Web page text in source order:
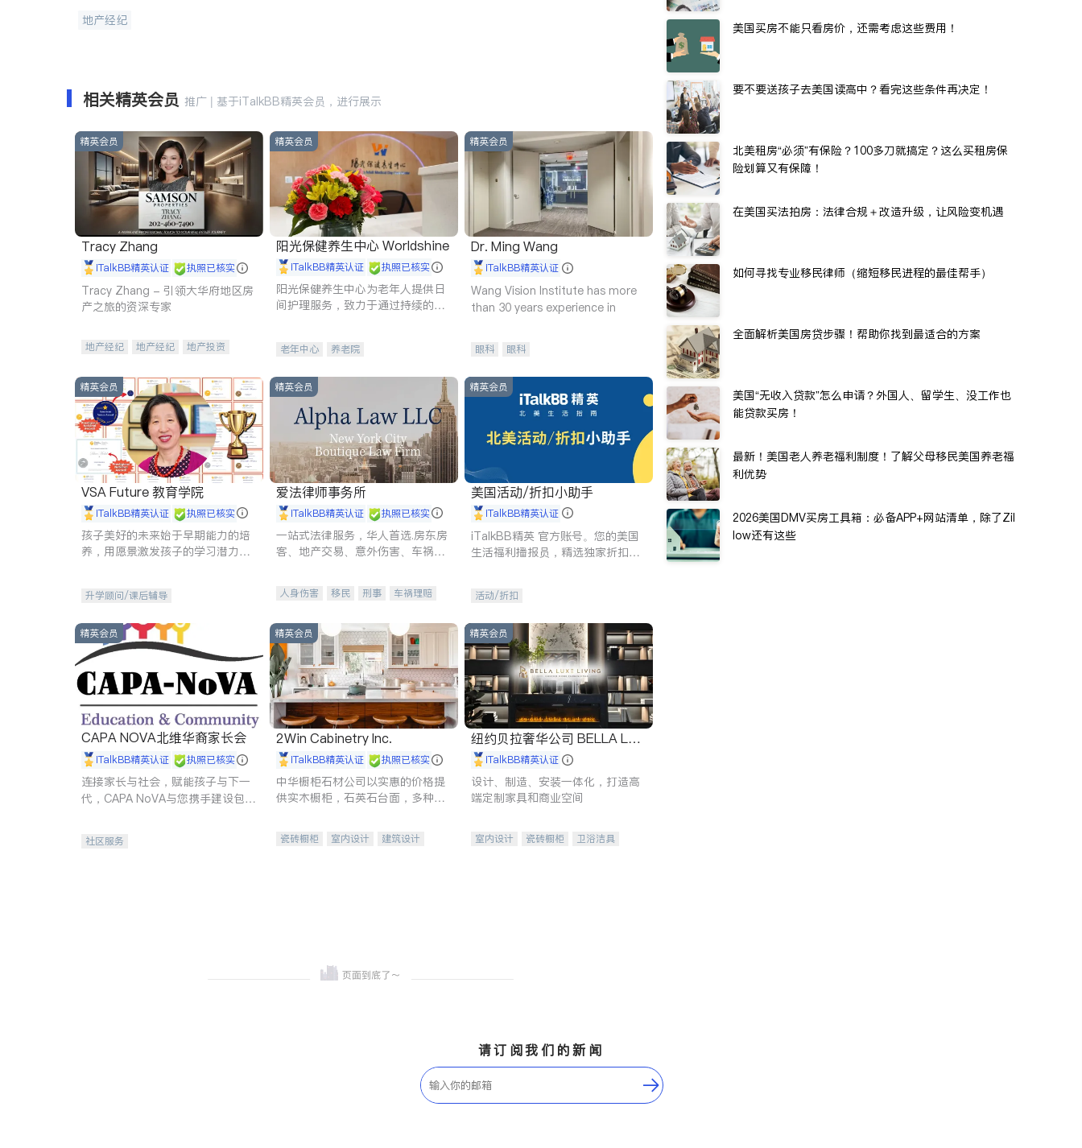
地产经纪
相关精英会员 推广 | 基于iTalkBB精英会员，进行展示
精英会员
Tracy Zhang
iTalkBB精英认证 执照已核实
Tracy Zhang - 引领大华府地区房
产之旅的资深专家
地产经纪 地产经纪
地产投资
精英会员
阳光保健养生中心 Worldshine
iTalkBB精英认证 执照已核实
阳光保健养生中心为老年人提供日
间护理服务，致力于通过持续的护
老年中心 养老院
精英会员
Dr. Ming Wang
iTalkBB精英认证
Wang Vision Institute has more
than 30 years experience in
眼科 眼科
精英会员
VSA Future 教育学院
iTalkBB精英认证 执照已核实
孩子美好的未来始于早期能力的培
养，用愿景激发孩子的学习潜力和
升学顾问/课后辅导
精英会员
爱法律师事务所
iTalkBB精英认证 执照已核实
一站式法律服务，华人首选.房东房
客、地产交易、意外伤害、车祸重
人身伤害 移民 刑事
车祸理赔
商标注册
索赔 律师-其它 保释
精英会员
美国活动/折扣小助手
iTalkBB精英认证
iTalkBB精英 官方账号。您的美国
生活福利播报员，精选独家折扣、
活动/折扣
精英会员
CAPA NOVA北维华裔家长会
iTalkBB精英认证 执照已核实
连接家长与社会，赋能孩子与下一
代，CAPA NoVA与您携手建设包
社区服务
精英会员
2Win Cabinetry Inc.
iTalkBB精英认证 执照已核实
中华橱柜石材公司以实惠的价格提
供实木橱柜，石英石台面，多种优
机。品质厨房，家的选择。
瓷砖橱柜 室内设计
建筑设计
精英会员
纽约贝拉奢华公司 BELLA LUX
E iTalkBB精英认证
设计、制造、安装一体化，打造高
端定制家具和商业空间
室内设计 瓷砖橱柜
卫浴洁具
美国买房不能只看房价，还需考虑这些费用！
要不要送孩子去美国读高中？看完这些条件再决定！
北美租房“必须”有保险？100多刀就搞定？这么买租房保
险划算又有保障！
在美国买法拍房：法律合规＋改造升级，让风险变机遇
如何寻找专业移民律师（缩短移民进程的最佳帮手）
全面解析美国房贷步骤！帮助你找到最适合的方案
美国“无收入贷款”怎么申请？外国人、留学生、没工作也
能贷款买房！
最新！美国老人养老福利制度！了解父母移民美国养老福
利优势
2026美国DMV买房工具箱：必备APP+网站清单，除了Zil
low还有这些
请订阅我们的新闻